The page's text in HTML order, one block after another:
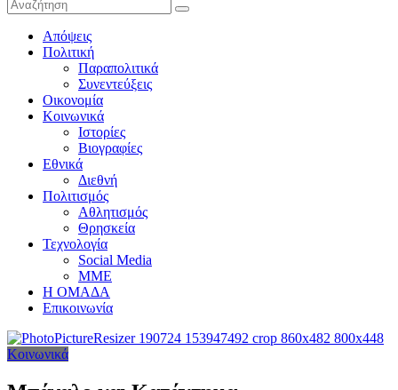
Απόψεις
Πολιτική
Παραπολιτικά
Συνεντεύξεις
Οικονομία
Κοινωνικά
Ιστορίες
Βιογραφίες
Εθνικά
Διεθνή
Πολιτισμός
Αθλητισμός
Θρησκεία
Τεχνολογία
Social Media
ΜΜΕ
Η ΟΜΑΔΑ
Επικοινωνία
Κοινωνικά